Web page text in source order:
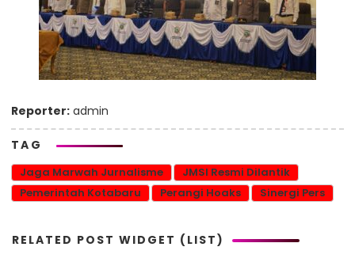
Reporter: admin
TAG
Jaga Marwah Jurnalisme
JMSI Resmi Dilantik
Pemerintah Kotabaru
Perangi Hoaks Sinergi Pers
RELATED POST WIDGET (LIST)